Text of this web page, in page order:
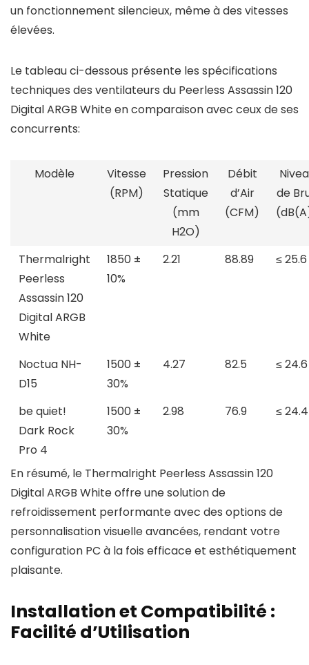
un fonctionnement silencieux, même à des vitesses
élevées.
Le tableau ci-dessous présente les spécifications
techniques des ventilateurs du Peerless Assassin 120
Digital ARGB White en comparaison avec ceux de ses
concurrents:
Modèle
Vitesse
(RPM)
Pression
Statique
(mm
H2O)
Débit
d’Air
(CFM)
de
Thermalright
Peerless
Assassin 120
Digital ARGB
White
1850 ±
10%
2.21 88.89 ≤ 25.6
Noctua NH-
D15
1500 ±
30%
4.27 82.5 ≤ 24.6
be quiet!
Dark Rock
Pro 4
1500 ±
30%
2.98 76.9 ≤ 24.4
En résumé, le Thermalright Peerless Assassin 120
Digital ARGB White offre une solution de
refroidissement performante avec des options de
personnalisation visuelle avancées, rendant votre
configuration PC à la fois efficace et esthétiquement
plaisante.
Installation et Compatibilité :
Facilité d’Utilisation